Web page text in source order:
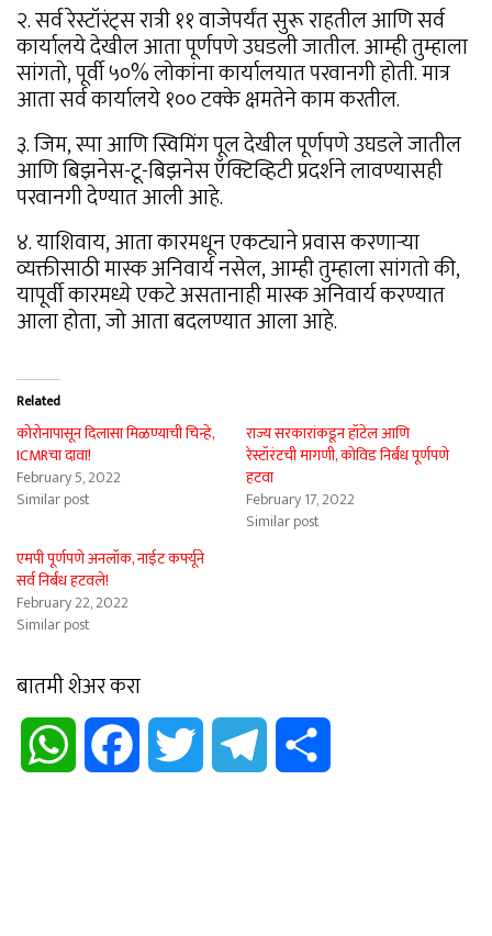
२. सर्व रेस्टॉरंट्स रात्री ११ वाजेपर्यंत सुरू राहतील आणि सर्व
कार्यालये देखील आता पूर्णपणे उघडली जातील. आम्ही तुम्हाला
सांगतो, पूर्वी ५०% लोकांना कार्यालयात परवानगी होती. मात्र
आता सर्व कार्यालये १०० टक्के क्षमतेने काम करतील.
३. जिम, स्पा आणि स्विमिंग पूल देखील पूर्णपणे उघडले जातील
आणि बिझनेस-टू-बिझनेस ऍक्टिव्हिटी प्रदर्शने लावण्यासही
परवानगी देण्यात आली आहे.
४. याशिवाय, आता कारमधून एकट्याने प्रवास करणाऱ्या
व्यक्तीसाठी मास्क अनिवार्य नसेल, आम्ही तुम्हाला सांगतो की,
यापूर्वी कारमध्ये एकटे असतानाही मास्क अनिवार्य करण्यात
आला होता, जो आता बदलण्यात आला आहे.
Related
कोरोनापासून दिलासा मिळण्याची चिन्हे,
ICMRचा दावा!
February 5, 2022
Similar post
राज्य सरकारांकडून हॉटेल आणि
रेस्टॉरंटची मागणी, कोविड निर्बंध पूर्णपणे
हटवा
February 17, 2022
Similar post
एमपी पूर्णपणे अनलॉक, नाईट कर्फ्यूने
सर्व निर्बंध हटवले!
February 22, 2022
Similar post
बातमी शेअर करा
WhatsApp Facebook Twitter Telegram